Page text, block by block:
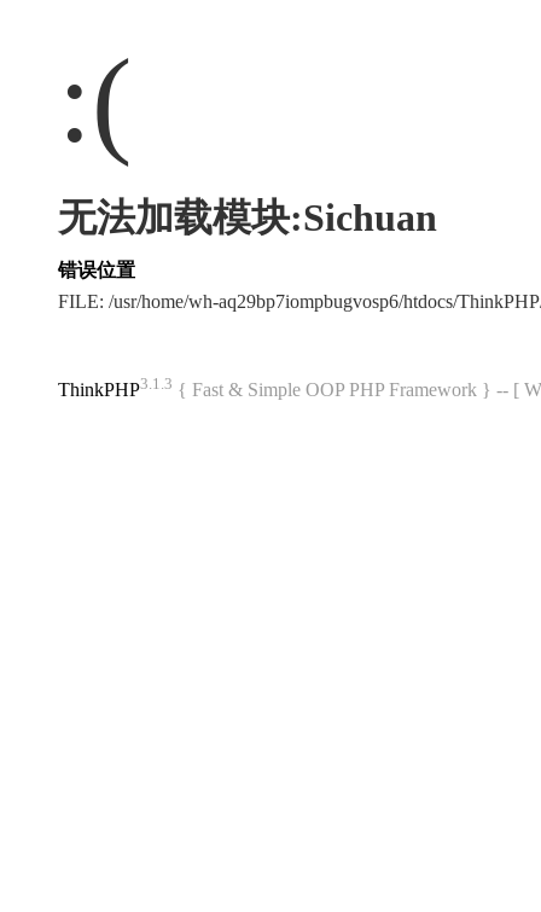
:(
无法加载模块:Sichuan
错误位置
FILE: /usr/home/wh-aq29bp7iompbugvosp6/htdocs/
ThinkPHP3.1.3 { Fast & Simple OOP PHP Framework } -- [